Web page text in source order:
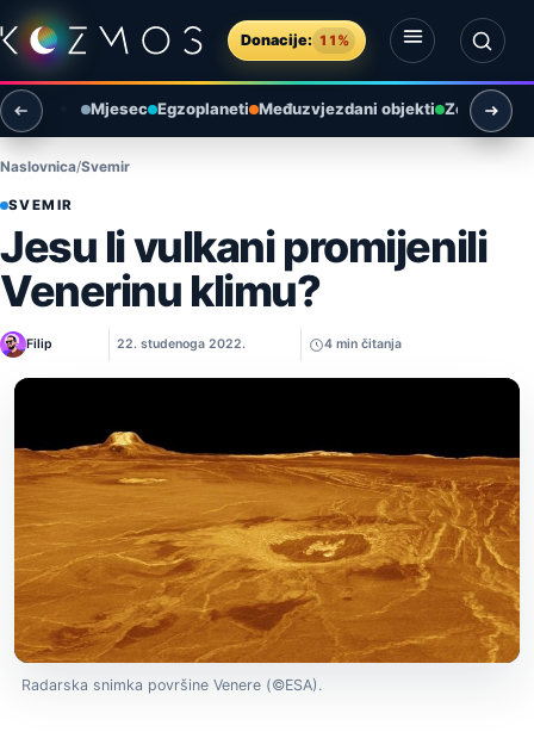
Preskoči na sadržaj
Donacije: 11%
Otvori izbornik
Otvori pretragu
Mjesec Egzoplaneti Međuzvjezdani objekti Zemlja i
Naslovnica Svemir
SVEMIR
Jesu li vulkani promijenili
Venerinu klimu?
Filip 22. studenoga 2022. 4 min čitanja
Radarska snimka površine Venere (©ESA).